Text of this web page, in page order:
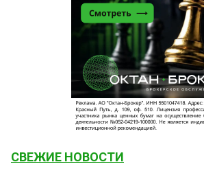
СВЕЖИЕ НОВОСТИ